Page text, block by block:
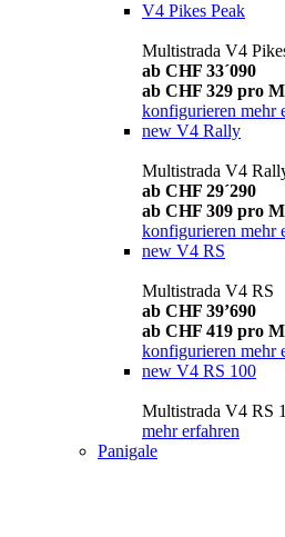
V4 Pikes Peak
Multistrada V4
ab CHF 33´090
ab CHF 329 pro
konfigurieren mehr
new V4 Rally
Multistrada V4
ab CHF 29´290
ab CHF 309 pro
konfigurieren mehr
new V4 RS
Multistrada V4 RS
ab CHF 39’690
ab CHF 419 pro
konfigurieren mehr
new V4 RS 100
Multistrada V4 RS
mehr erfahren
Panigale